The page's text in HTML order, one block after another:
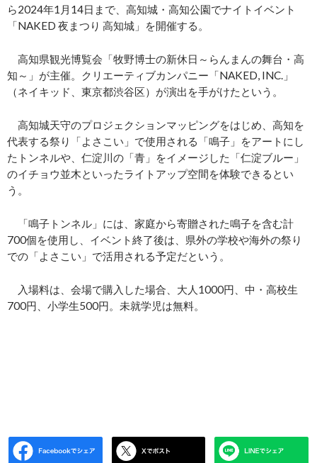
ら2024年1月14日まで、高知城・高知公園でナイトイベント
「NAKED 夜まつり 高知城」を開催する。
高知県観光博覧会「牧野博士の新休日～らんまんの舞台・高
知～」が主催。クリエーティブカンパニー「NAKED, INC.」
（ネイキッド、東京都渋谷区）が演出を手がけたという。
高知城天守のプロジェクションマッピングをはじめ、高知を
代表する祭り「よさこい」で使用される「鳴子」をアートにし
たトンネルや、仁淀川の「青」をイメージした「仁淀ブルー」
のイチョウ並木といったライトアップ空間を体験できるとい
う。
「鳴子トンネル」には、家庭から寄贈された鳴子を含む計
700個を使用し、イベント終了後は、県外の学校や海外の祭り
での「よさこい」で活用される予定だという。
入場料は、会場で購入した場合、大人1000円、中・高校生
700円、小学生500円。未就学児は無料。